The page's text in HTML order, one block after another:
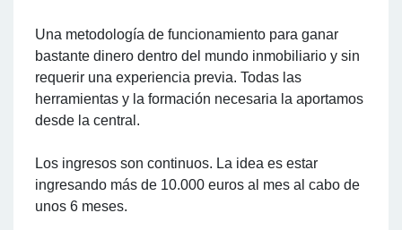
Una metodología de funcionamiento para ganar
bastante dinero dentro del mundo inmobiliario y sin
requerir una experiencia previa. Todas las
herramientas y la formación necesaria la aportamos
desde la central.
Los ingresos son continuos. La idea es estar
ingresando más de 10.000 euros al mes al cabo de
unos 6 meses.